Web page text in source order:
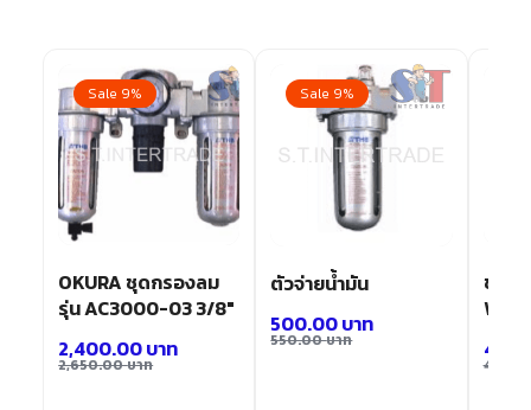
Sale 9%
OKURA ชุดกรองลม
รุ่น AC3000-03 3/8″
2,650.00บาท
2,400.00บาท
Sale 9%
ตัวจ่ายน้ำมัน
550.00บาท
500.00บาท
ชุดก
WL